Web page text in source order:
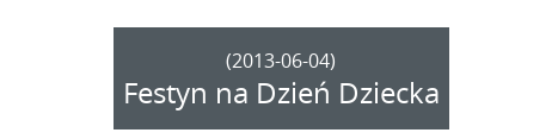
(2013-06-04)
Festyn na Dzień Dziecka